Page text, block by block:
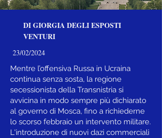
DI GIORGIA DEGLI ESPOSTI
VENTURI
23/02/2024
Mentre l’offensiva Russa in Ucraina
continua senza sosta, la regione
secessionista della Transnistria si
avvicina in modo sempre più dichiarato
al governo di Mosca, fino a richiederne
lo scorso febbraio un intervento militare.
L'introduzione di nuovi dazi commerciali